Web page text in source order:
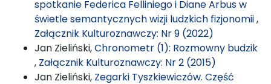
spotkanie Federica Felliniego i Diane Arbus w
świetle semantycznych wizji ludzkich fizjonomii,
Załącznik Kulturoznawczy: Nr 9 (2022)
Jan Zieliński,Chronometr (1): Rozmowny budzik
, Załącznik Kulturoznawczy: Nr 2 (2015)
Jan Zieliński, Zegarki Tyszkiewiczów. Część